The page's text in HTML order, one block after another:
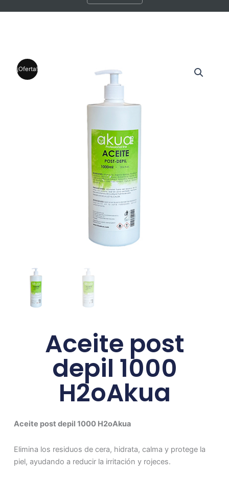
¡Oferta!
Aceite post
depil 1000
H2oAkua
Aceite post depil 1000 H2oAkua
Elimina los residuos de cera, hidrata, calma y protege la
piel, ayudando a reducir la irritación y rojeces.